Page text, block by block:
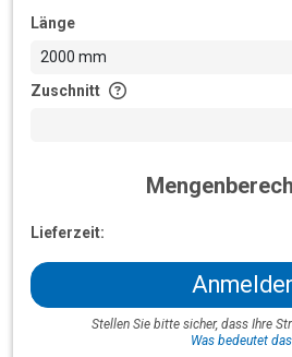
Länge
2000 mm
Zuschnitt
Lieferzeit:
Stellen Sie bitte sicher, dass Ihre
Was bedeutet